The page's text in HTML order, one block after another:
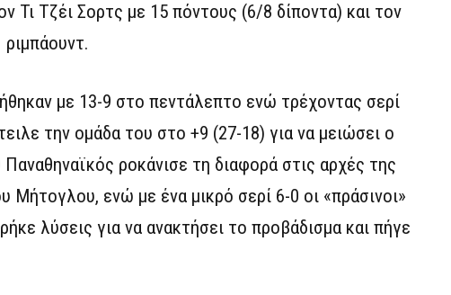
Τι Τζέι Σορτς με 15 πόντους (6/8 δίποντα) και τον
με 13-9 στο πεντάλεπτο ενώ τρέχοντας σερί
την ομάδα του στο +9 (27-18) για να μειώσει ο
ροκάνισε τη διαφορά στις αρχές της
ενώ με ένα μικρό σερί 6-0 οι «πράσινοι»
λύσεις για να ανακτήσει το προβάδισμα και πήγε